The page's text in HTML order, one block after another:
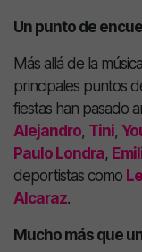
Un punto de
Más allá de la
principales puntos
fiestas han pasado
Alejandro, Tini,
Paulo Londra,
deportistas como
Alcaraz.
Mucho más que